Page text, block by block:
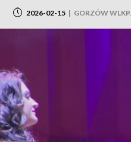
2026-02-15 | GORZÓW WLKP.